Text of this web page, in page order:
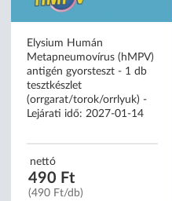
Elysium Humán
Metapneumovírus (hMPV)
antigén gyorsteszt - 1 db
tesztkészlet
(orrgarat/torok/orrlyuk) -
Lejárati idő: 2027-01-14
nettó
490 Ft
(490 Ft/db)